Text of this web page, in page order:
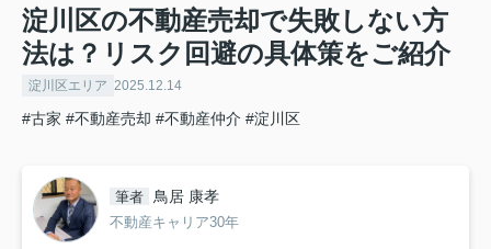
淀川区の不動産売却で失敗しない方
法は？リスク回避の具体策をご紹介
淀川区エリア 2025.12.14
#古家 #不動産売却 #不動産仲介 #淀川区
筆者 鳥居 康孝
不動産キャリア30年